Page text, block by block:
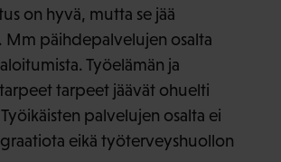
on hyvä, mutta se jää
Mm päihdepalvelujen osalta
Työelämän ja
tarpeet jäävät ohuelti
palvelujen osalta ei
eikä työterveyshuollon